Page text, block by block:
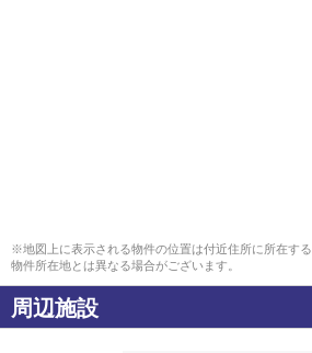
※地図上に表示される物件の位置は付近住所に所在す
物件所在地とは異なる場合がございます。
周辺施設